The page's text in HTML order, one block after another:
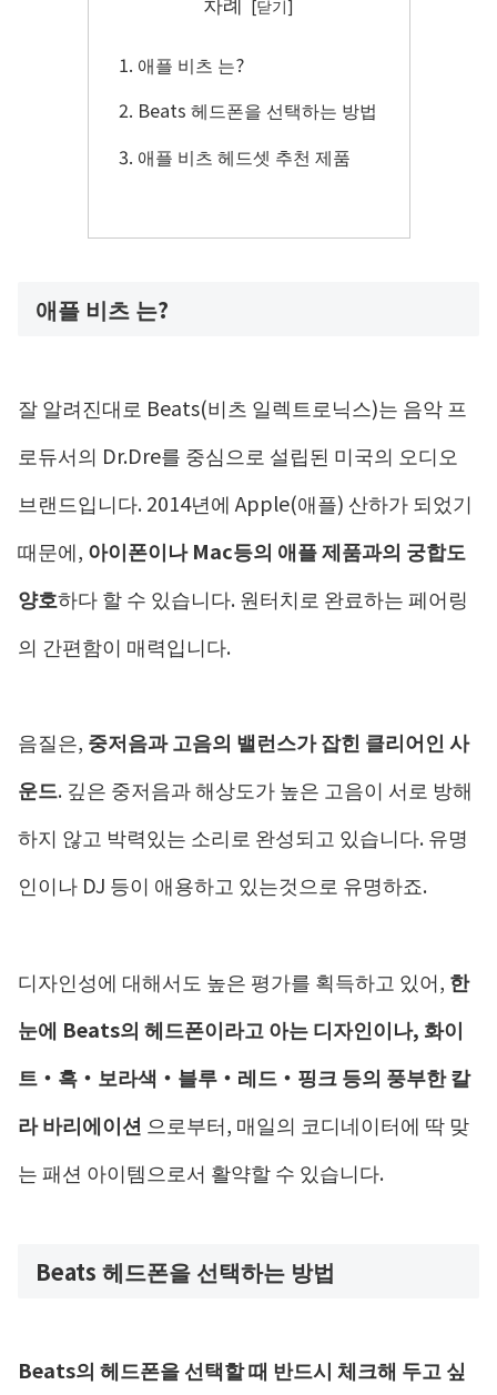
애플 비츠 는?
Beats 헤드폰을 선택하는 방법
애플 비츠 헤드셋 추천 제품
애플 비츠 는?
잘 알려진대로 Beats(비츠 일렉트로닉스)는 음악 프
로듀서의 Dr.Dre를 중심으로 설립된 미국의 오디오
브랜드입니다. 2014년에 Apple(애플) 산하가 되었기
때문에, 아이폰이나 Mac등의 애플 제품과의 궁합도
양호하다 할 수 있습니다. 원터치로 완료하는 페어링
의 간편함이 매력입니다.
음질은, 중저음과 고음의 밸런스가 잡힌 클리어인 사
운드. 깊은 중저음과 해상도가 높은 고음이 서로 방해
하지 않고 박력있는 소리로 완성되고 있습니다. 유명
인이나 DJ 등이 애용하고 있는것으로 유명하죠.
디자인성에 대해서도 높은 평가를 획득하고 있어, 한
눈에 Beats의 헤드폰이라고 아는 디자인이나, 화이
트・흑・보라색・블루・레드・핑크 등의 풍부한 칼
라 바리에이션 으로부터, 매일의 코디네이터에 딱 맞
는 패션 아이템으로서 활약할 수 있습니다.
Beats 헤드폰을 선택하는 방법
Beats의 헤드폰을 선택할 때 반드시 체크해 두고 싶